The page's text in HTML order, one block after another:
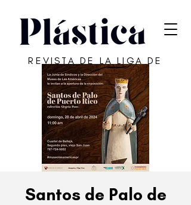
REVISTA DE LA LIGA DE
ARTE DE SAN JUAN
Santos de Palo de